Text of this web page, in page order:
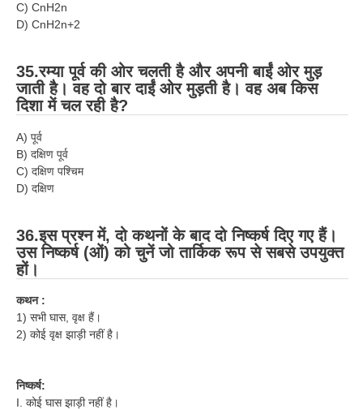
C) CnH2n
D) CnH2n+2
35.रम्या पूर्व की ओर चलती है और अपनी बाईं ओर मुड़
जाती है। वह दो बार दाईं ओर मुड़ती है। वह अब किस
दिशा में चल रही है?
A) पूर्व
B) दक्षिण पूर्व
C) दक्षिण पश्चिम
D) दक्षिण
36.इस प्रश्न में, दो कथनों के बाद दो निष्कर्ष दिए गए हैं।
उस निष्कर्ष (ओं) को चुनें जो तार्किक रूप से सबसे उपयुक्त
हों।
कथन :
1) सभी घास, वृक्ष हैं।
2) कोई वृक्ष झाड़ी नहीं है।
निष्कर्ष:
I. कोई घास झाड़ी नहीं है।